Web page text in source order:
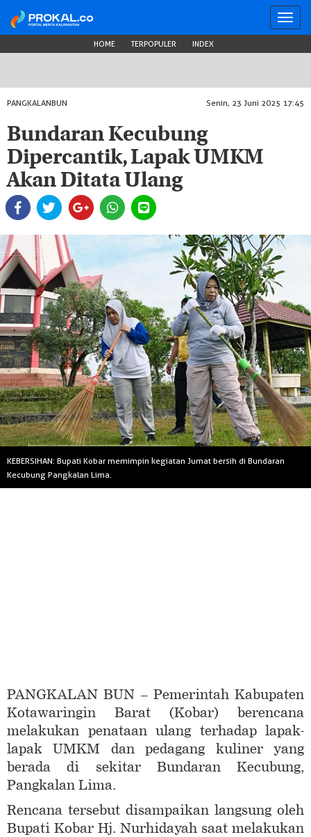
HOME TERPOPULER INDEX
PANGKALANBUN Senin, 23 Juni 2025 17:45
Bundaran Kecubung
Dipercantik, Lapak UMKM
Akan Ditata Ulang
KEBERSIHAN: Bupati Kobar memimpin kegiatan Jumat bersih di Bundaran
Kecubung Pangkalan Lima.
PANGKALAN BUN – Pemerintah Kabupaten
Kotawaringin Barat (Kobar) berencana
melakukan penataan ulang terhadap lapak-
lapak UMKM dan pedagang kuliner yang
berada di sekitar Bundaran Kecubung,
Pangkalan Lima.
Rencana tersebut disampaikan langsung oleh
Bupati Kobar Hj. Nurhidayah saat melakukan